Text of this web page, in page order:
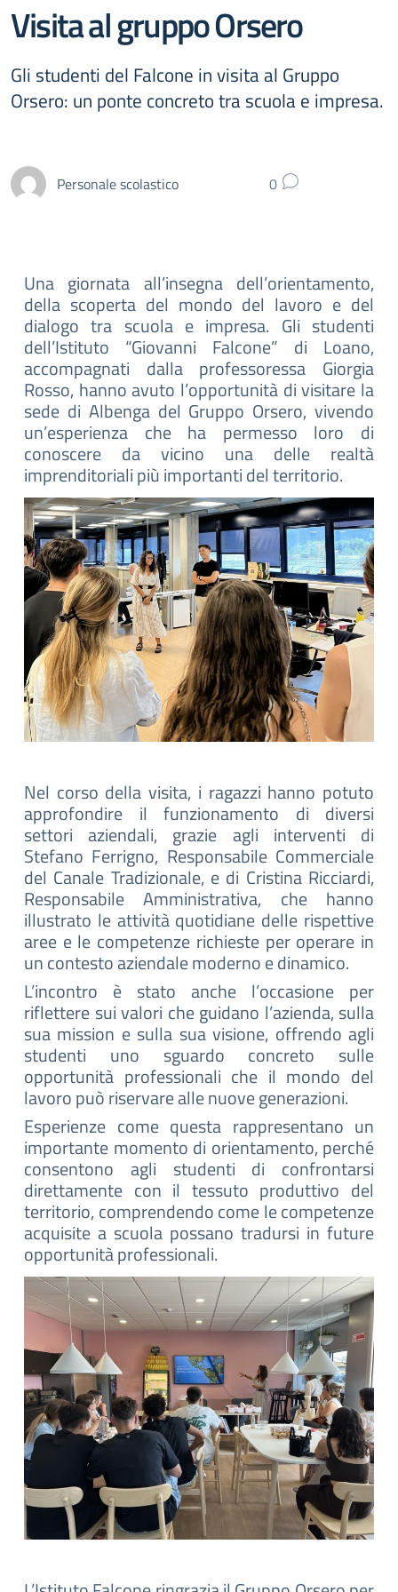
Visita al gruppo Orsero
Gli studenti del Falcone in visita al Gruppo
Orsero: un ponte concreto tra scuola e impresa.
Personale scolastico 0
Una giornata all’insegna dell’orientamento,
della scoperta del mondo del lavoro e del
dialogo tra scuola e impresa. Gli studenti
dell’Istituto “Giovanni Falcone” di Loano,
accompagnati dalla professoressa Giorgia
Rosso, hanno avuto l’opportunità di visitare la
sede di Albenga del Gruppo Orsero, vivendo
un’esperienza che ha permesso loro di
conoscere da vicino una delle realtà
imprenditoriali più importanti del territorio.
Nel corso della visita, i ragazzi hanno potuto
approfondire il funzionamento di diversi
settori aziendali, grazie agli interventi di
Stefano Ferrigno, Responsabile Commerciale
del Canale Tradizionale, e di Cristina Ricciardi,
Responsabile Amministrativa, che hanno
illustrato le attività quotidiane delle rispettive
aree e le competenze richieste per operare in
un contesto aziendale moderno e dinamico.
L’incontro è stato anche l’occasione per
riflettere sui valori che guidano l’azienda, sulla
sua mission e sulla sua visione, offrendo agli
studenti uno sguardo concreto sulle
opportunità professionali che il mondo del
lavoro può riservare alle nuove generazioni.
Esperienze come questa rappresentano un
importante momento di orientamento, perché
consentono agli studenti di confrontarsi
direttamente con il tessuto produttivo del
territorio, comprendendo come le competenze
acquisite a scuola possano tradursi in future
opportunità professionali.